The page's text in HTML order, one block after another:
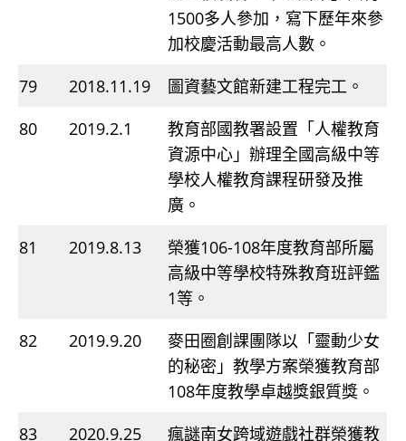
1500多人參加，寫下歷年來參
加校慶活動最高人數。
79
2018.11.19
圖資藝文館新建工程完工。
80
2019.2.1
教育部國教署設置「人權教育
資源中心」辦理全國高級中等
學校人權教育課程研發及推
廣。
81
2019.8.13
榮獲106-108年度教育部所屬
高級中等學校特殊教育班評鑑
1等。
82
2019.9.20
麥田圈創課團隊以「靈動少女
的秘密」教學方案榮獲教育部
108年度教學卓越獎銀質獎。
83
2020.9.25
瘋謎南女跨域遊戲社群榮獲教